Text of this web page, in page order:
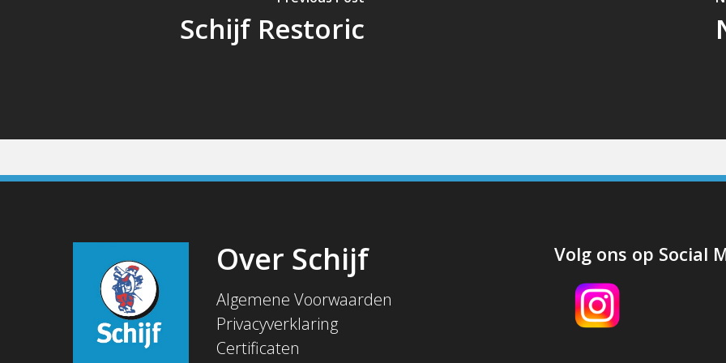
Schijf Restoric
Over Schijf
Algemene Voorwaarden
Privacyverklaring
Certificaten
Volg ons op Social